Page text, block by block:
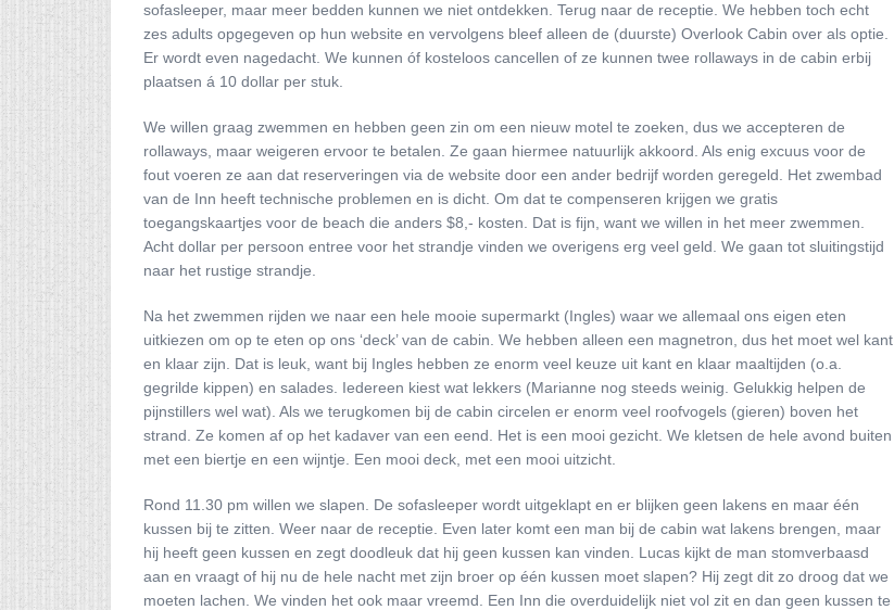
sofasleeper, maar meer bedden kunnen we niet ontdekken. Terug naar de receptie. We hebben toch echt
zes adults opgegeven op hun website en vervolgens bleef alleen de (duurste) Overlook Cabin over als optie.
Er wordt even nagedacht. We kunnen óf kosteloos cancellen of ze kunnen twee rollaways in de cabin erbij
plaatsen á 10 dollar per stuk.
We willen graag zwemmen en hebben geen zin om een nieuw motel te zoeken, dus we accepteren de
rollaways, maar weigeren ervoor te betalen. Ze gaan hiermee natuurlijk akkoord. Als enig excuus voor de
fout voeren ze aan dat reserveringen via de website door een ander bedrijf worden geregeld. Het zwembad
van de Inn heeft technische problemen en is dicht. Om dat te compenseren krijgen we gratis
toegangskaartjes voor de beach die anders $8,- kosten. Dat is fijn, want we willen in het meer zwemmen.
Acht dollar per persoon entree voor het strandje vinden we overigens erg veel geld. We gaan tot sluitingstijd
naar het rustige strandje.
Na het zwemmen rijden we naar een hele mooie supermarkt (Ingles) waar we allemaal ons eigen eten
uitkiezen om op te eten op ons ‘deck’ van de cabin. We hebben alleen een magnetron, dus het moet wel kant
en klaar zijn. Dat is leuk, want bij Ingles hebben ze enorm veel keuze uit kant en klaar maaltijden (o.a.
gegrilde kippen) en salades. Iedereen kiest wat lekkers (Marianne nog steeds weinig. Gelukkig helpen de
pijnstillers wel wat). Als we terugkomen bij de cabin circelen er enorm veel roofvogels (gieren) boven het
strand. Ze komen af op het kadaver van een eend. Het is een mooi gezicht. We kletsen de hele avond buiten
met een biertje en een wijntje. Een mooi deck, met een mooi uitzicht.
Rond 11.30 pm willen we slapen. De sofasleeper wordt uitgeklapt en er blijken geen lakens en maar één
kussen bij te zitten. Weer naar de receptie. Even later komt een man bij de cabin wat lakens brengen, maar
hij heeft geen kussen en zegt doodleuk dat hij geen kussen kan vinden. Lucas kijkt de man stomverbaasd
aan en vraagt of hij nu de hele nacht met zijn broer op één kussen moet slapen? Hij zegt dit zo droog dat we
moeten lachen. We vinden het ook maar vreemd. Een Inn die overduidelijk niet vol zit en dan geen kussen te